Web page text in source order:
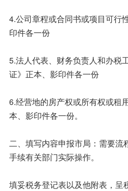
4.公司章程或合同书或项目可行
印件各一份
5.法人代表、财务负责人和办税
证》正本、影印件各一份
6.经营地的房产权或所有权或租
本、影印件各一份。
二、填写内容申报市局：需要流
手续有关部门实际操作。
填妥税务登记表以及他附表，呈